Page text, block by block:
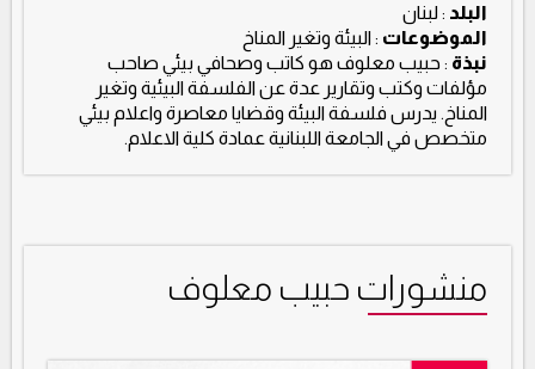
البلد : لبنان
الموضوعات : البيئة وتغير المناخ
نبذة : حبيب معلوف هو كاتب وصحافي بيئي صاحب
مؤلفات وكتب وتقارير عدة عن الفلسفة البيئية وتغير
المناخ. يدرس فلسفة البيئة وقضايا معاصرة واعلام بيئي
متخصص في الجامعة اللبنانية عمادة كلية الاعلام.
منشورات حبيب معلوف